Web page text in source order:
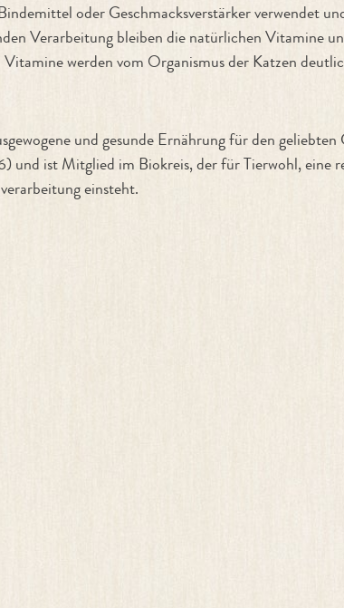
oder Geschmacksverstärker verwendet
Verarbeitung bleiben die natürlichen Vitamine
werden vom Organismus der Katzen
und gesunde Ernährung für den
ist Mitglied im Biokreis, der für Tierwohl, eine
einsteht.